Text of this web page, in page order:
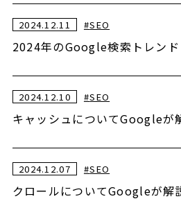
2024.12.11 #SEO
2024年のGoogle検索トレンド
2024.12.10 #SEO
キャッシュについてGoogleが
2024.12.07 #SEO
クロールについてGoogleが解